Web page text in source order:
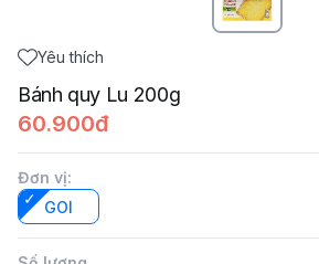
Yêu thích
Bánh quy Lu 200g
60.900đ
Đơn vị:
GOI